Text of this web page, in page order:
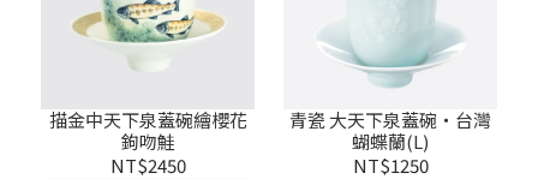
描金中天下泉蓋碗繪櫻花
鉤吻鮭
NT$2450
青瓷 大天下泉蓋碗‧台灣
蝴蝶蘭(L)
NT$1250